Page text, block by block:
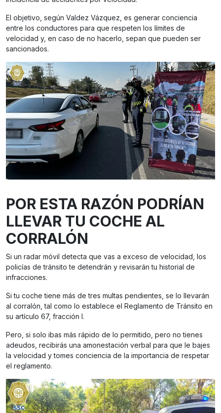
El objetivo, según Valdez Vázquez, es generar conciencia
entre los conductores para que respeten los límites de
velocidad y, en caso de no hacerlo, sepan que pueden ser
sancionados.
POR ESTA RAZÓN PODRÍAN
LLEVAR TU COCHE AL
CORRALÓN
Si un radar móvil detecta que vas a exceso de velocidad, los
policías de tránsito te detendrán y revisarán tu historial de
infracciones.
Si tu coche tiene más de tres multas pendientes, se lo llevarán
al corralón, tal como lo establece el Reglamento de Tránsito en
su artículo 67, fracción I.
Pero, si solo ibas más rápido de lo permitido, pero no tienes
adeudos, recibirás una amonestación verbal para que le bajes
la velocidad y tomes conciencia de la importancia de respetar
el reglamento.